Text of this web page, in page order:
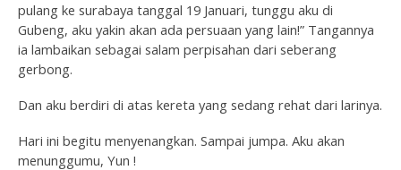
pulang ke surabaya tanggal 19 Januari, tunggu aku di
Gubeng, aku yakin akan ada persuaan yang lain!” Tangannya
ia lambaikan sebagai salam perpisahan dari seberang
gerbong.
Dan aku berdiri di atas kereta yang sedang rehat dari larinya.
Hari ini begitu menyenangkan. Sampai jumpa. Aku akan
menunggumu, Yun !